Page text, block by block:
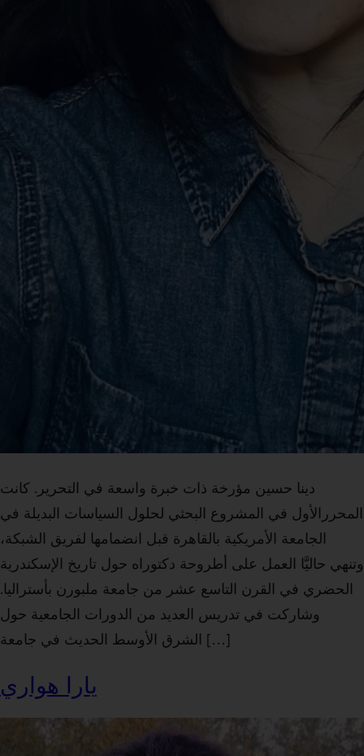
دينا حسين مؤرخة ذات خبرة واسعة في التحرير. كانت
المحررالأول في المشروع البحثي لحلول السياسات البديلة في
الجامعة الأمريكية بالقاهرة قبل انضمامها لفريق الشبكة،
وتنهي حاليَّا العمل على أطروحة دكتوراه حول تاريخ الإسكندرية
الحضري في القرن التاسع عشر من جامعة ملبورن بأستراليا.
وشاركت في تدريس العديد من الدورات الجامعية حول
الشرق الأوسط الحديث في جامعة […]
يارا هواري